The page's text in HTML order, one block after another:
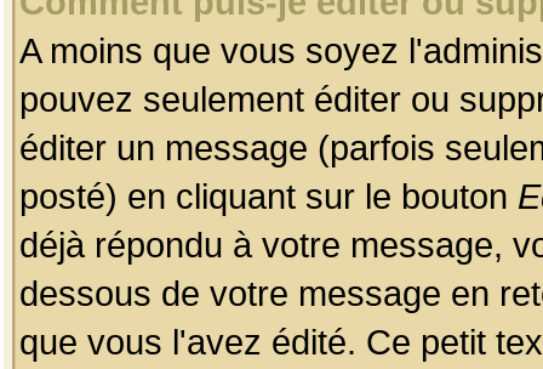
A moins que vous soyez
pouvez seulement éditer ou
éditer un message (parfois
posté) en cliquant sur le bouton
déjà répondu à votre message,
dessous de votre message en
que vous l'avez édité. Ce petit